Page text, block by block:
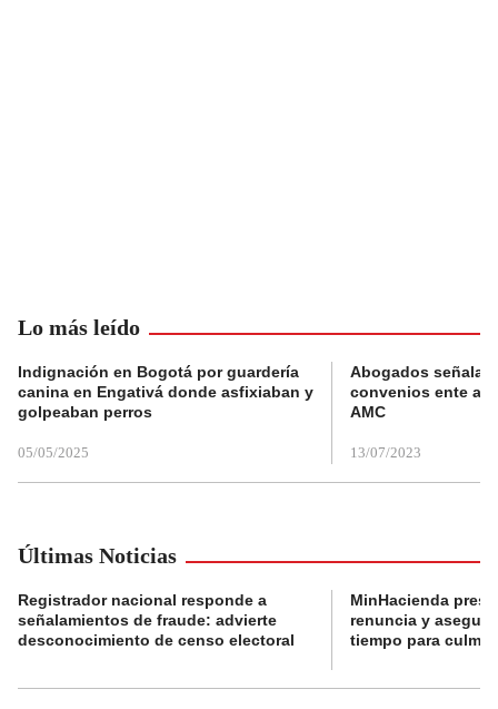
Lo más leído
Indignación en Bogotá por guardería
canina en Engativá donde asfixiaban y
golpeaban perros
05/05/2025
Abogados
convenios ente
AMC
13/07/2023
Últimas Noticias
Registrador nacional responde a
señalamientos de fraude: advierte
desconocimiento de censo electoral
MinHacienda
renuncia y
tiempo para